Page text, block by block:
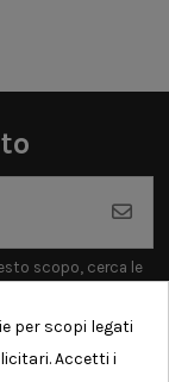
scopo, cerca le
per scopi legati
Accetti i